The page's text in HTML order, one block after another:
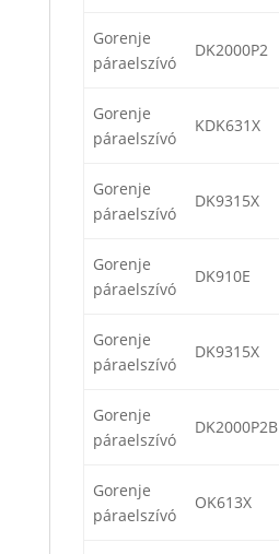
Gorenje
páraelszívó
DK2000P2
Gorenje
páraelszívó
KDK631X
Gorenje
páraelszívó
DK9315X
Gorenje
páraelszívó
DK910E
Gorenje
páraelszívó
DK9315X
Gorenje
páraelszívó
DK2000P2B
Gorenje
páraelszívó
OK613X